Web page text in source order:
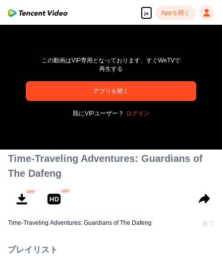
ja Appを開く
高解像度の映像•スピーディな再生へ
この動画はVIP専用となっております、すぐWeTVで
再生する
アプリを開く
既にVIPユーザー？ ログイン
Time-Traveling Adventures: Guardians of
The Dafeng
Time-Traveling Adventures: Guardians of The Dafeng 全て
プレイリスト